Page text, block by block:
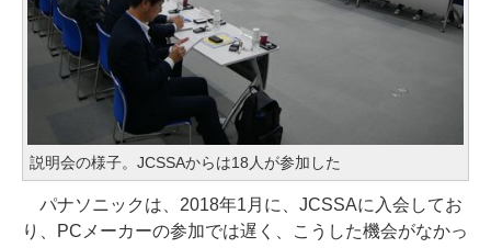
説明会の様子。JCSSAからは18人が参加した
パナソニックは、2018年1月に、JCSSAに入会してお
り、PCメーカーの参加では遅く、こうした機会がなかっ